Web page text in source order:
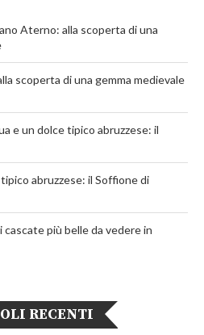
Aterno: alla scoperta di una
scoperta di una gemma medievale
e un dolce tipico abruzzese: il
abruzzese: il Soffione di
cascate più belle da vedere in
RECENTI